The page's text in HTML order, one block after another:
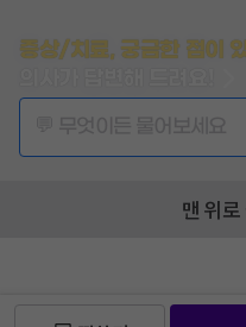
증상/치료, 궁금한 점이
맨 위